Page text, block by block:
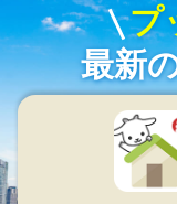
プ
最新